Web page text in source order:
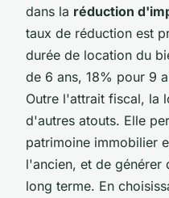
dans la réduction
taux de réduction est
durée de location du
de 6 ans, 18% pour 9
Outre l'attrait fiscal, la
d'autres atouts. Elle
patrimoine immobilier
l'ancien, et de générer
long terme. En